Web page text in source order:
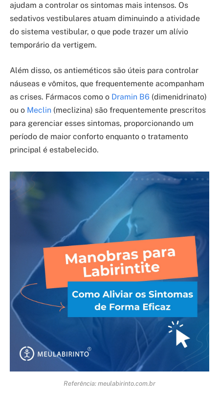
ajudam a controlar os sintomas mais intensos. Os
sedativos vestibulares atuam diminuindo a atividade
do sistema vestibular, o que pode trazer um alívio
temporário da vertigem.
Além disso, os antieméticos são úteis para controlar
náuseas e vômitos, que frequentemente acompanham
as crises. Fármacos como o Dramin B6 (dimenidrinato)
ou o Meclin (meclizina) são frequentemente prescritos
para gerenciar esses sintomas, proporcionando um
período de maior conforto enquanto o tratamento
principal é estabelecido.
Referência: meulabirinto.com.br